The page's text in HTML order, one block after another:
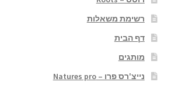
רשימת משאלות
דף הבית
מותגים
נייצ'רס פרו – Natures pro